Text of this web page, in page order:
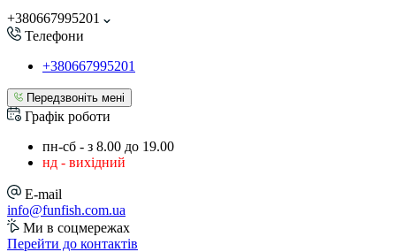
+380667995201
Телефони
+380667995201
Передзвоніть мені
Графік роботи
пн-сб - з 8.00 до 19.00
нд - вихідний
E-mail
info@funfish.com.ua
Ми в соцмережах
Перейти до контактів